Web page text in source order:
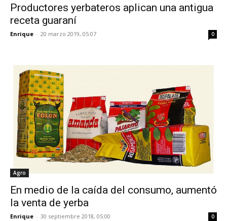
Productores yerbateros aplican una antigua
receta guaraní
Enrique - 20 marzo 2019, 05:07 0
Agro
En medio de la caída del consumo, aumentó
la venta de yerba
Enrique - 30 septiembre 2018, 05:00 0